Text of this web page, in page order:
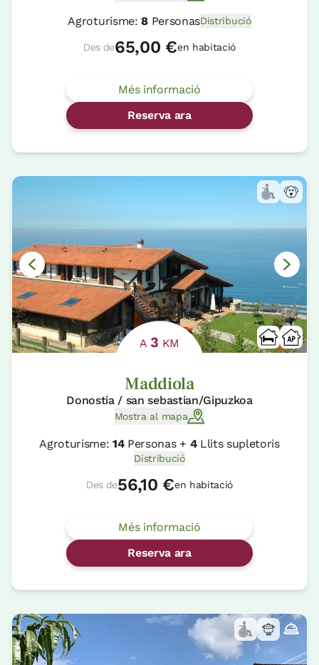
Agroturisme:8PersonasDistribució
Des de65,00 €en habitació
Més informació
Reserva ara
A 3 KM
Maddiola
Donostia / san sebastian/Gipuzkoa
Mostra al mapa
Agroturisme:14Personas + 4Llits supletoris
Distribució
Des de56,10 €en habitació
Més informació
Reserva ara